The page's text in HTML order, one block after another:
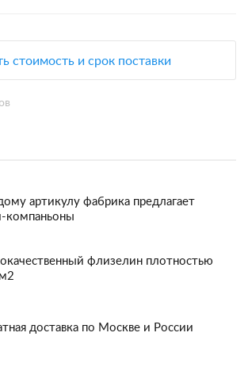
стоимость и срок поставки
артикулу фабрика предлагает
компаньоны
флизелин плотностью
доставка по Москве и России